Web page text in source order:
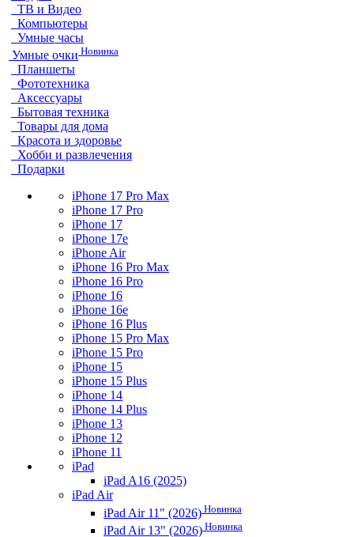
ТВ и Видео
Компьютеры
Умные часы
Умные очки Новинка
Планшеты
Фототехника
Аксессуары
Бытовая техника
Товары для дома
Красота и здоровье
Хобби и развлечения
Подарки
iPhone 17 Pro Max
iPhone 17 Pro
iPhone 17
iPhone 17e
iPhone Air
iPhone 16 Pro Max
iPhone 16 Pro
iPhone 16
iPhone 16e
iPhone 16 Plus
iPhone 15 Pro Max
iPhone 15 Pro
iPhone 15
iPhone 15 Plus
iPhone 14
iPhone 14 Plus
iPhone 13
iPhone 12
iPhone 11
iPad
iPad A16 (2025)
iPad Air
iPad Air 11" (2026) Новинка
iPad Air 13" (2026) Новинка